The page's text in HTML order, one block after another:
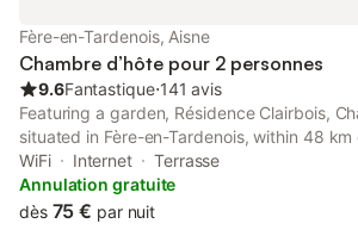
Fère-en-Tardenois, Aisne
Chambre d’hôte pour 2 personnes
9.6Fantastique⋅141 avis
Featuring a garden, Résidence Clairbois,
situated in Fère-en-Tardenois, within 48 km
Station. Boasting private check-in and
also provides guests with a picnic area.
WiFi Internet
Terrasse
Annulation gratuite
dès 75 € par nuit